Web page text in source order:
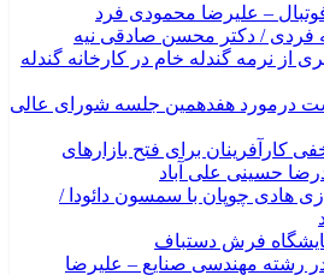
– علیرضا محمودی فرد
فردی / دکتر محسن صادقی نیه
از نرمه گندله خام در کارخانه گندله
درمورد هفدهمین جلسه شورای عالی
کارآفرینان برای فتح بازارهای
حسینی علی آباد
صرفا ۳ امتیازی هادی چوپان با سمسون دائودا /
فرش دستباف
در رشته مهندسی صنایع – علیرضا